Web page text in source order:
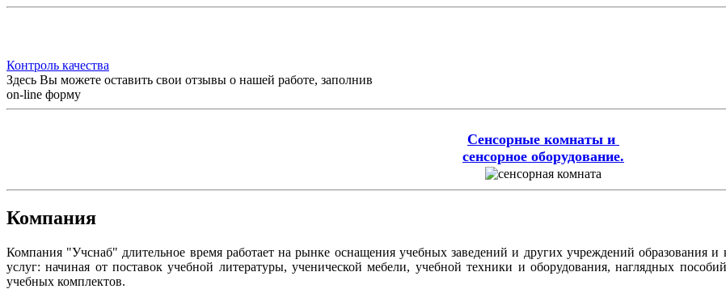
Контроль качества
Здесь Вы можете оставить свои отзывы о нашей работе, заполнив
on-line форму
Сенсорные комнаты и
сенсорное оборудование.
Компания
Компания "Учснаб" длительное время работает на рынке оснащения учебных заведений и других учреждений образования
услуг: начиная от поставок учебной литературы, ученической мебели, учебной техники и оборудования, наглядных
учебных комплектов.